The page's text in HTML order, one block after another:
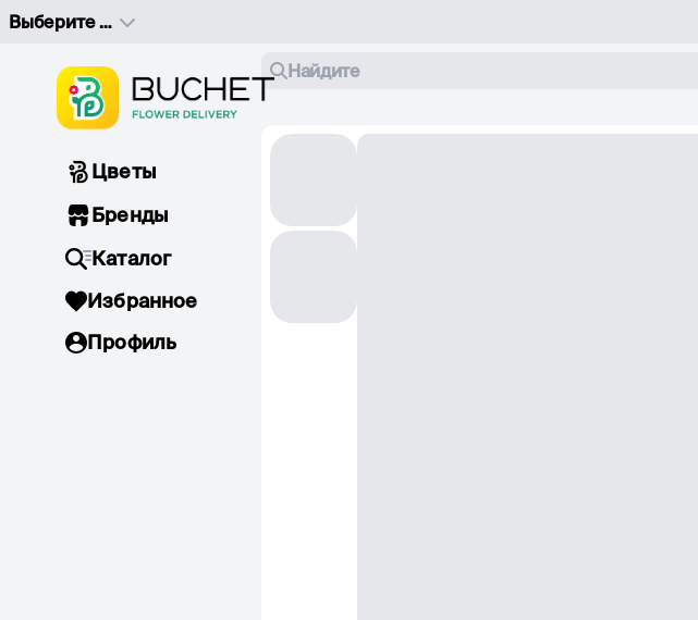
Выберите адрес доставки
Найдите
Цветы
Бренды
Каталог
Избранное
Профиль